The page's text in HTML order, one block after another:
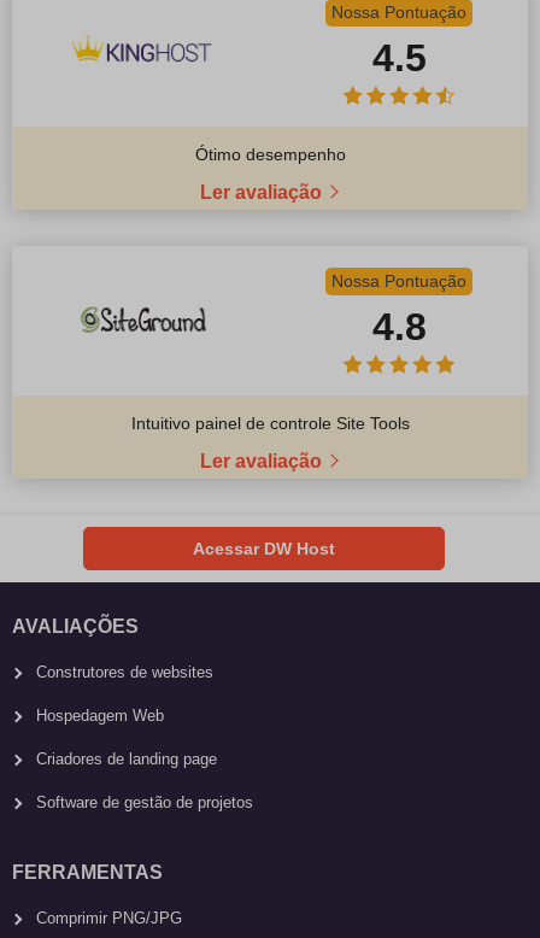
Nossa Pontuação
4.5
Ótimo desempenho
Ler avaliação
Nossa Pontuação
4.8
Intuitivo painel de controle Site Tools
Ler avaliação
Acessar DW Host
AVALIAÇÕES
Construtores de websites
Hospedagem Web
Criadores de landing page
Software de gestão de projetos
FERRAMENTAS
Comprimir PNG/JPG